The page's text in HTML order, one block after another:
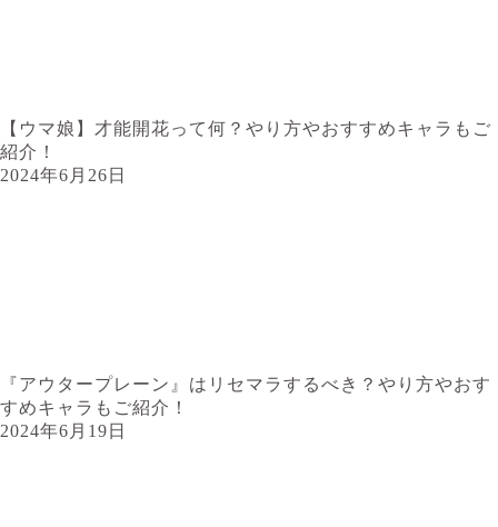
【ウマ娘】才能開花って何？やり方やおすすめキャラもご
紹介！
2024年6月26日
『アウタープレーン』はリセマラするべき？やり方やおす
すめキャラもご紹介！
2024年6月19日